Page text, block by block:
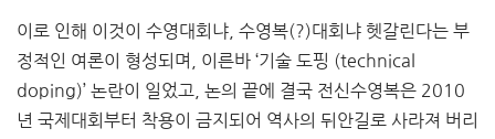
이로 인해 이것이 수영대회냐, 수영복(?)대회냐 헷갈린다는 부
정적인 여론이 형성되며, 이른바 ‘기술 도핑 (technical
doping)’ 논란이 일었고, 논의 끝에 결국 전신수영복은 2010
년 국제대회부터 착용이 금지되어 역사의 뒤안길로 사라져 버리